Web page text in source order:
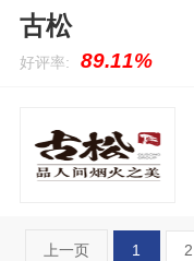
古松
好评率: 89.11%
上一页 1 2